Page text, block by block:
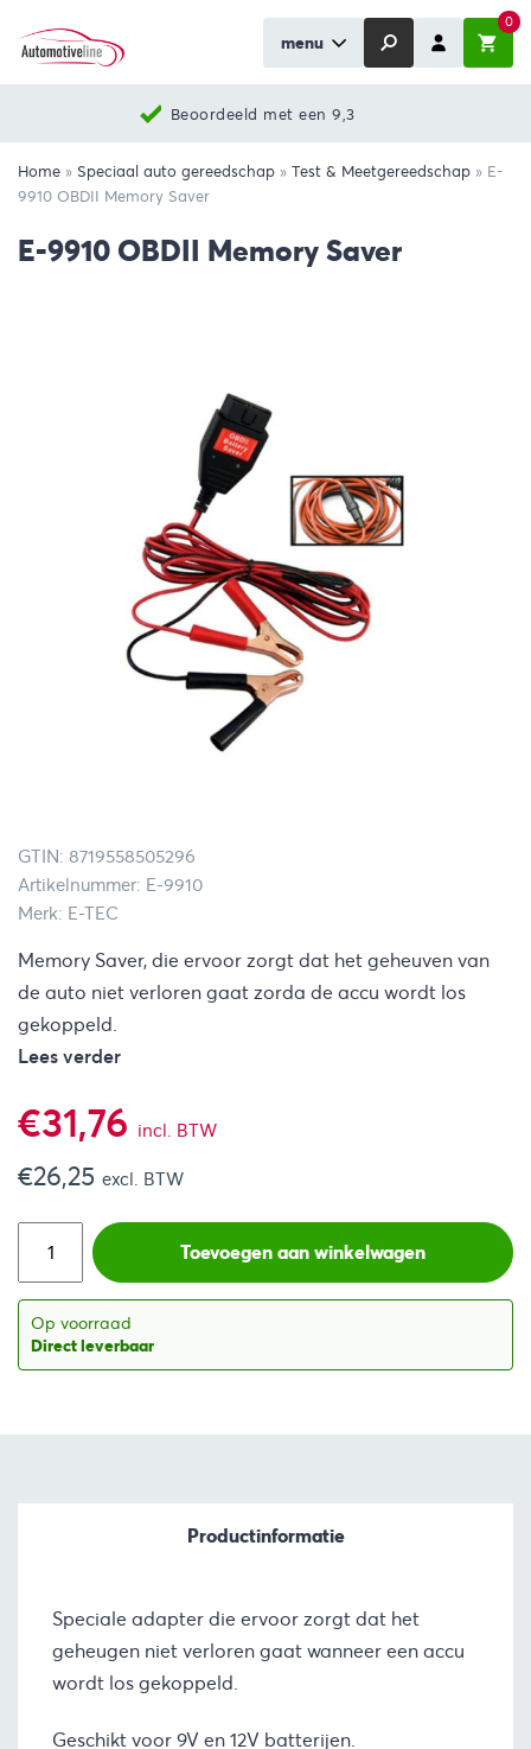
menu
0
Beoordeeld met een 9,3
Home » Speciaal auto gereedschap » Test & Meetgereedschap » E-
9910 OBDII Memory Saver
E-9910 OBDII Memory Saver
GTIN: 8719558505296
Artikelnummer: E-9910
Merk: E-TEC
Memory Saver, die ervoor zorgt dat het geheuven van
de auto niet verloren gaat zorda de accu wordt los
gekoppeld.
Lees verder
€31,76 incl. BTW
€26,25 excl. BTW
Toevoegen aan winkelwagen
Op voorraad
Direct leverbaar
Productinformatie
Speciale adapter die ervoor zorgt dat het
geheugen niet verloren gaat wanneer een accu
wordt los gekoppeld.
Geschikt voor 9V en 12V batterijen.